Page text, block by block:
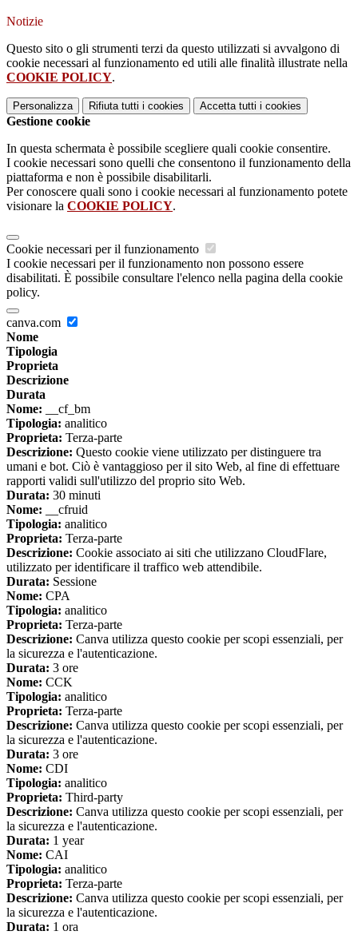
Notizie
Questo sito o gli strumenti terzi da questo utilizzati si avvalgono di
cookie necessari al funzionamento ed utili alle finalità illustrate nella
COOKIE POLICY.
Personalizza Rifiuta tutti i cookies Accetta tutti i cookies
Gestione cookie
In questa schermata è possibile scegliere quali cookie consentire.
I cookie necessari sono quelli che consentono il funzionamento della
piattaforma e non è possibile disabilitarli.
Per conoscere quali sono i cookie necessari al funzionamento potete
visionare la COOKIE POLICY.
Cookie necessari per il funzionamento
I cookie necessari per il funzionamento non possono essere
disabilitati. È possibile consultare l'elenco nella pagina della cookie
policy.
canva.com
Nome
Tipologia
Proprieta
Descrizione
Durata
Nome: __cf_bm
Tipologia: analitico
Proprieta: Terza-parte
Descrizione: Questo cookie viene utilizzato per distinguere tra
umani e bot. Ciò è vantaggioso per il sito Web, al fine di effettuare
rapporti validi sull'utilizzo del proprio sito Web.
Durata: 30 minuti
Nome: __cfruid
Tipologia: analitico
Proprieta: Terza-parte
Descrizione: Cookie associato ai siti che utilizzano CloudFlare,
utilizzato per identificare il traffico web attendibile.
Durata: Sessione
Nome: CPA
Tipologia: analitico
Proprieta: Terza-parte
Descrizione: Canva utilizza questo cookie per scopi essenziali, per
la sicurezza e l'autenticazione.
Durata: 3 ore
Nome: CCK
Tipologia: analitico
Proprieta: Terza-parte
Descrizione: Canva utilizza questo cookie per scopi essenziali, per
la sicurezza e l'autenticazione.
Durata: 3 ore
Nome: CDI
Tipologia: analitico
Proprieta: Third-party
Descrizione: Canva utilizza questo cookie per scopi essenziali, per
la sicurezza e l'autenticazione.
Durata: 1 year
Nome: CAI
Tipologia: analitico
Proprieta: Terza-parte
Descrizione: Canva utilizza questo cookie per scopi essenziali, per
la sicurezza e l'autenticazione.
Durata: 1 ora